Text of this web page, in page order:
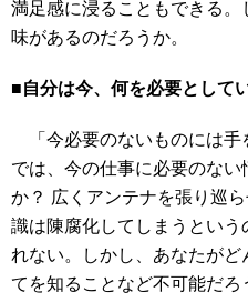
満足感に浸ることもできる
味があるのだろうか。
■自分は今、何を必要として
「今必要のないものには手
では、今の仕事に必要のな
か？ 広くアンテナを張り巡
識は陳腐化してしまうとい
れない。しかし、あなたが
てを知ることなど不可能だ